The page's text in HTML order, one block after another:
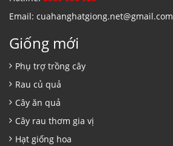
Email: cuahanghatgiong.net@gmail.com
Giống mới
Phụ trợ trồng cây
Rau củ quả
Cây ăn quả
Cây rau thơm gia vị
Hạt giống hoa